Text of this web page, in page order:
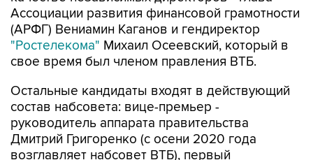
Ассоциации развития финансовой грамотности
(АРФГ) Вениамин Каганов и гендиректор
"Ростелекома" Михаил Осеевский, который в
свое время был членом правления ВТБ.
Остальные кандидаты входят в действующий
состав набсовета: вице-премьер -
руководитель аппарата правительства
Дмитрий Григоренко (с осени 2020 года
возглавляет набсовет ВТБ), первый